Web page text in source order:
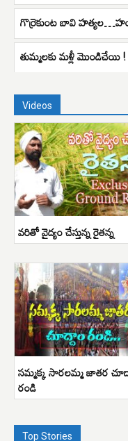
గొర్రెకుంట బావి
తుమ్మలకు మళ్లీ మొండిచేయి !
Videos
వరితో వైద్యం చేస్తున్న రైతన్న
సమ్మక్క సారలమ్మ జాతర
రండి
Top Stories